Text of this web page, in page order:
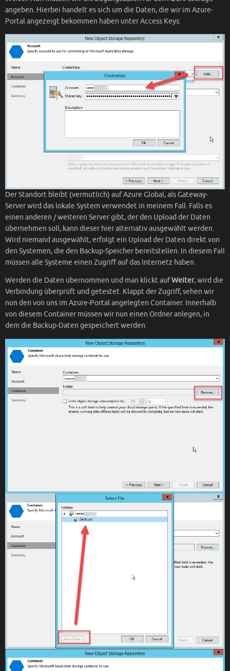
angeben. Hierbei handelt es sich um die Daten, die wir im Azure-
Portal angezeigt bekommen haben unter Access Keys:
Der Standort bleibt (vermutlich) auf Azure Global, als Gateway-
Server wird das lokale System verwendet in meinem Fall. Falls es
einen anderen / weiteren Server gibt, der den Upload der Daten
übernehmen soll, kann dieser hier alternativ ausgewählt werden.
Wird niemand ausgewählt, erfolgt ein Upload der Daten direkt von
den Systemen, die den Backup-Speicher bereitstellen. In diesem Fall
müssen alle Systeme einen Zugriff auf das Internetz haben.
Werden die Daten übernommen und man klickt aufWeiter, wird die
Verbindung überprüft und getestet. Klappt der Zugriff, sehen wir
nun den von uns im Azure-Portal angelegten Container. Innerhalb
von diesem Container müssen wir nun einen Ordner anlegen, in
dem die Backup-Daten gespeichert werden.